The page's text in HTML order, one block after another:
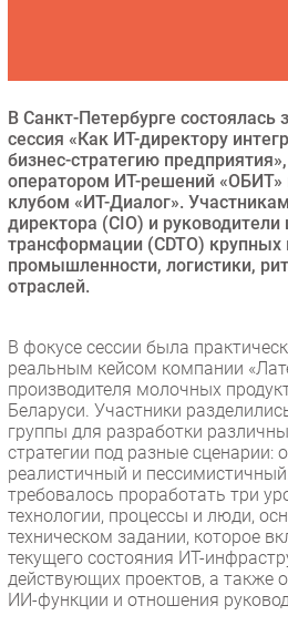
Безопасность
Инновации
CIO/Управление ИТ
Гаджеты
Здоровье
Новости
Аналитика
Интервью
Мероприятия
Проекты
IT класс
Тестовый стенд
Каталог компаний
В Санкт-Петербурге состоялась
сессия «Как ИТ-директору
бизнес-стратегию
оператором ИТ-решений «ОБИТ»
клубом «ИТ-Диалог».
директора (CIO) и
трансформации (CDTO) крупных
промышленности, логистики,
отраслей.
В фокусе сессии была
реальным кейсом компании
производителя молочных
Беларуси. Участники
группы для разработки
стратегии под разные сценарии:
реалистичный и
требовалось проработать три
технологии, процессы и люди,
техническом задании, которое
текущего состояния ИТ-
действующих проектов, а также
ИИ-функции и отношения